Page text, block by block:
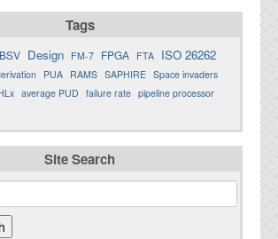
Tags
BSV Design FM-7 FPGA FTA ISO 26262
PUA RAMS SAPHIRE Space invaders
average PUD failure rate pipeline processor
Site Search